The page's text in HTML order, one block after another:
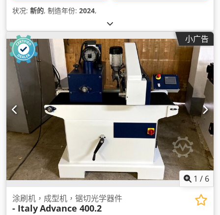
状况: 新的, 制造年份: 2024,
小广告
1 / 6
涂刷机，成型机，锯切光学器件
- ItalyAdvance 400.2